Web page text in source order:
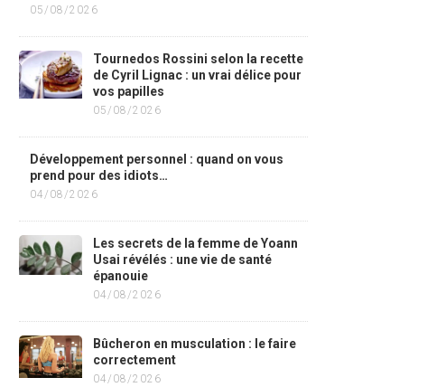
05/08/2026
Tournedos Rossini selon la recette
de Cyril Lignac : un vrai délice pour
vos papilles
05/08/2026
Développement personnel : quand on vous
prend pour des idiots…
04/08/2026
Les secrets de la femme de Yoann
Usai révélés : une vie de santé
épanouie
04/08/2026
Bûcheron en musculation : le faire
correctement
04/08/2026